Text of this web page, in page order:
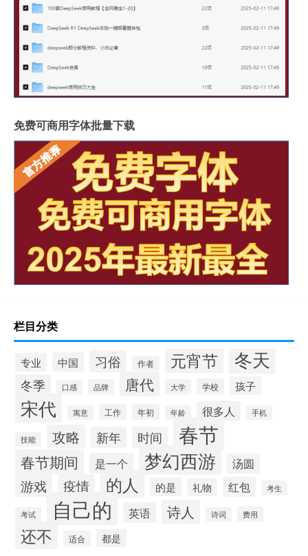
免费可商用字体批量下载
栏目分类
专业 中国 习俗 作者 元宵节 冬天
冬季 口感 品牌 唐代 大学 学校 孩子
宋代 寓意 工作 年初 年龄 很多人 手机
技能 攻略 新年 时间 春节
春节期间 是一个 梦幻西游 汤圆
游戏 疫情 的人 的是 礼物 红包 考生
考试 自己的 英语 诗人 诗词 费用
还不 适合 都是